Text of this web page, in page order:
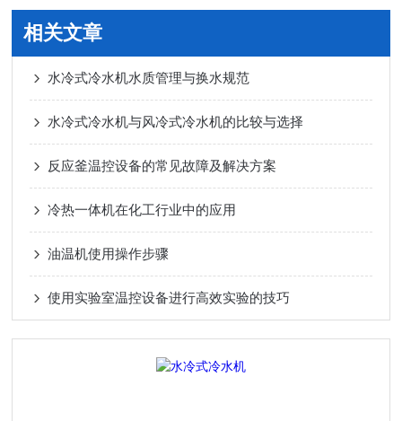
相关文章
水冷式冷水机水质管理与换水规范
水冷式冷水机与风冷式冷水机的比较与选择
反应釜温控设备的常见故障及解决方案
冷热一体机在化工行业中的应用
油温机使用操作步骤
使用实验室温控设备进行高效实验的技巧